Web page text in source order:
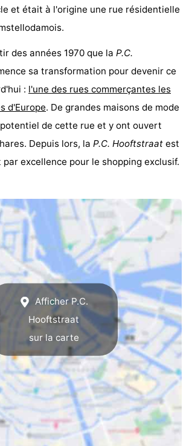
et était à l'origine une rue résidentielle
des années 1970 que la P.C.
sa transformation pour devenir ce
: l'une des rues commerçantes les
d'Europe. De grandes maisons de mode
de cette rue et y ont ouvert
Depuis lors, la P.C. Hooftstraat est
excellence pour le shopping exclusif.
Afficher P.C.
Hooftstraat
sur la carte